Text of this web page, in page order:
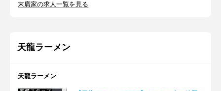
末廣家の求人一覧を見る
天龍ラーメン
天龍ラーメン